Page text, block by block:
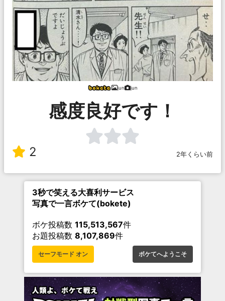
jun jun
感度良好です！
2 2年くらい前
3秒で笑える大喜利サービス
写真で一言ボケて(bokete)
ボケ投稿数 115,513,567件
お題投稿数 8,107,869件
セーフモード オン ボケてへようこそ